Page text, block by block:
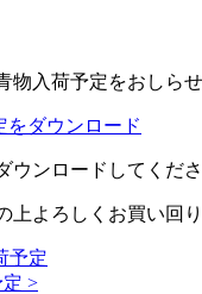
物入荷予定をおしらせ
をダウンロード
ウンロードしてくださ
上よろしくお買い回り
予定
>